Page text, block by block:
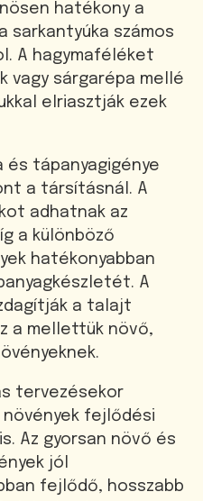
hatékony a
sarkantyúka számos
A hagymaféléket
vagy sárgarépa mellé
elriasztják ezek
és tápanyagigénye
a társításnál. A
adhatnak az
a különböző
hatékonyabban
A
a talajt
a mellettük növő,
tervezésekor
fejlődési
Az gyorsan növő és
jól
fejlődő, hosszabb